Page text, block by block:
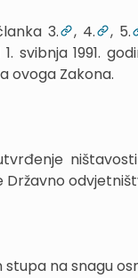
3. , 4. , 5.
svibnja 1991.
ovoga Zakona.
Državno
stupa na snagu